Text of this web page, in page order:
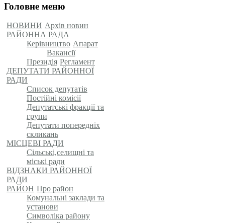
Головне меню
НОВИНИ Архів новин
РАЙОННА РАДА
Керівництво Апарат
Вакансії
Президія Регламент
ДЕПУТАТИ РАЙОННОЇ
РАДИ
Список депутатів
Постійні комісії
Депутатські фракції та
групи
Депутати попередніх
скликань
МІСЦЕВІ РАДИ
Сільські,селищні та
міські ради
ВІДЗНАКИ РАЙОННОЇ
РАДИ
РАЙОН Про район
Комунальні заклади та
установи
Символіка району